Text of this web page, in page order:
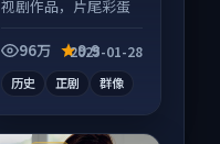
视剧作品，片尾彩蛋
惊喜。
96万 9.9
2025-01-28
历史 正剧 群像